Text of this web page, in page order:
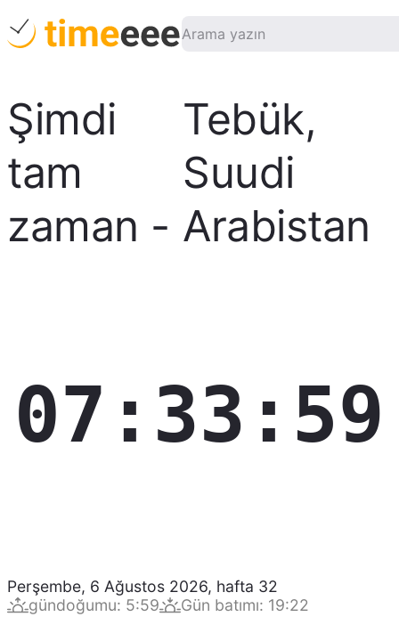
Şimdi
tam
zaman -
Tebük,
Suudi
Arabistan
07:34:00
Perşembe, 6 Ağustos 2026, hafta 32
gündoğumu: 5:59 Gün batımı: 19:22